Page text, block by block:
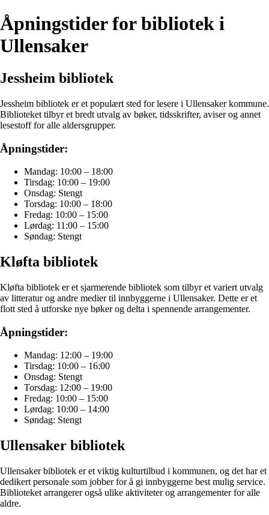
Åpningstider for bibliotek i
Ullensaker
Jessheim bibliotek
Jessheim bibliotek er et populært sted for lesere i Ullensaker kommune.
Biblioteket tilbyr et bredt utvalg av bøker, tidsskrifter, aviser og annet
lesestoff for alle aldersgrupper.
Åpningstider:
Mandag: 10:00 – 18:00
Tirsdag: 10:00 – 19:00
Onsdag: Stengt
Torsdag: 10:00 – 18:00
Fredag: 10:00 – 15:00
Lørdag: 11:00 – 15:00
Søndag: Stengt
Kløfta bibliotek
Kløfta bibliotek er et sjarmerende bibliotek som tilbyr et variert utvalg
av litteratur og andre medier til innbyggerne i Ullensaker. Dette er et
flott sted å utforske nye bøker og delta i spennende arrangementer.
Åpningstider:
Mandag: 12:00 – 19:00
Tirsdag: 10:00 – 16:00
Onsdag: Stengt
Torsdag: 12:00 – 19:00
Fredag: 10:00 – 15:00
Lørdag: 10:00 – 14:00
Søndag: Stengt
Ullensaker bibliotek
Ullensaker bibliotek er et viktig kulturtilbud i kommunen, og det har et
dedikert personale som jobber for å gi innbyggerne best mulig service.
Biblioteket arrangerer også ulike aktiviteter og arrangementer for alle
aldre.